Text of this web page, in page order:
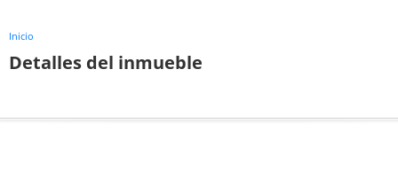
Inicio
Detalles del inmueble